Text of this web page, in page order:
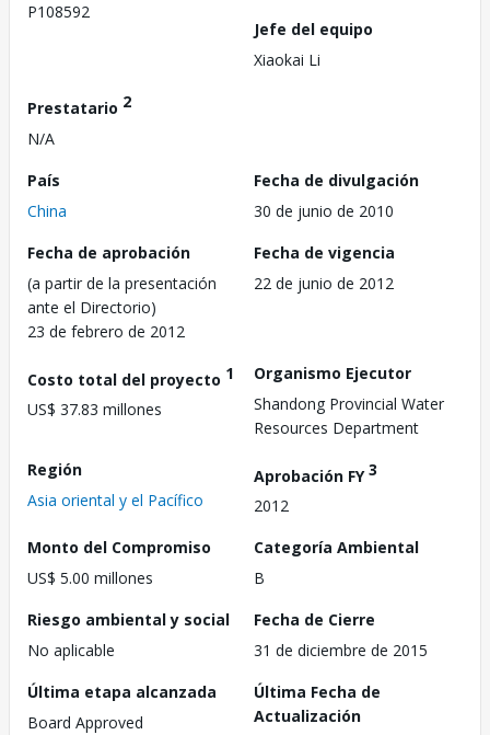
P108592
Jefe del equipo
Xiaokai Li
Prestatario 2
N/A
País
China
Fecha de divulgación
30 de junio de 2010
Fecha de aprobación
(a partir de la presentación
ante el Directorio)
23 de febrero de 2012
Fecha de vigencia
22 de junio de 2012
Costo total del proyecto 1
US$ 37.83 millones
Organismo Ejecutor
Shandong Provincial Water
Resources Department
Región
Asia oriental y el Pacífico
Aprobación FY3
2012
Monto del Compromiso
US$ 5.00 millones
Categoría Ambiental
B
Riesgo ambiental y social
No aplicable
Fecha de Cierre
31 de diciembre de 2015
Última etapa alcanzada
Board Approved
Última Fecha de
Actualización